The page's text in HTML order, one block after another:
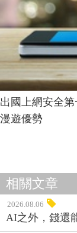
出國上網安全
漫遊優勢
相關文章
2026.08.06
AI之外，錢還